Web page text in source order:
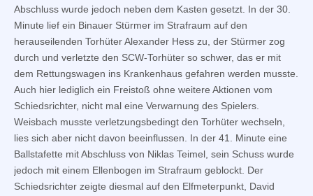
Abschluss wurde jedoch neben dem Kasten gesetzt. In der 30.
Minute lief ein Binauer Stürmer im Strafraum auf den
herauseilenden Torhüter Alexander Hess zu, der Stürmer zog
durch und verletzte den SCW-Torhüter so schwer, das er mit
dem Rettungswagen ins Krankenhaus gefahren werden musste.
Auch hier lediglich ein Freistoß ohne weitere Aktionen vom
Schiedsrichter, nicht mal eine Verwarnung des Spielers.
Weisbach musste verletzungsbedingt den Torhüter wechseln,
lies sich aber nicht davon beeinflussen. In der 41. Minute eine
Ballstafette mit Abschluss von Niklas Teimel, sein Schuss wurde
jedoch mit einem Ellenbogen im Strafraum geblockt. Der
Schiedsrichter zeigte diesmal auf den Elfmeterpunkt, David